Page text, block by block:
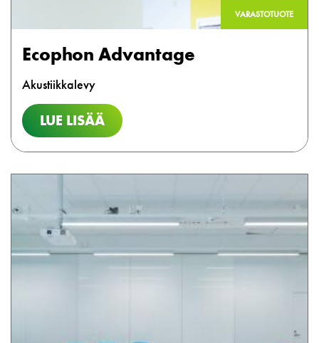
VARASTOTUOTE
Ecophon Advantage
Akustiikkalevy
LUE LISÄÄ